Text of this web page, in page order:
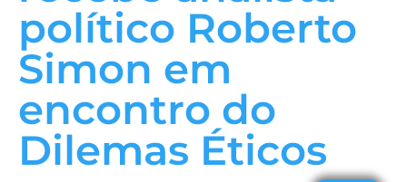
político Roberto
Simon em
encontro do
Dilemas Éticos